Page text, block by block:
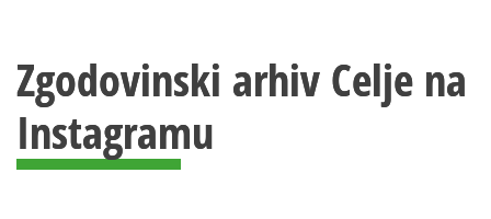
Zgodovinski arhiv Celje na
Instagramu